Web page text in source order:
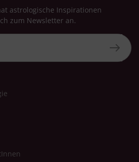
astrologische Inspirationen
zum Newsletter an.